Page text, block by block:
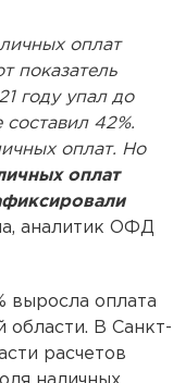
оплат
показатель
году упал до
42%.
оплат. Но
оплат
аналитик ОФД
выросла оплата
области. В Санкт-
расчетов